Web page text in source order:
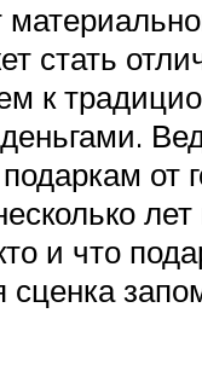
стать
к
деньгами.
от
лет
и что
сценка